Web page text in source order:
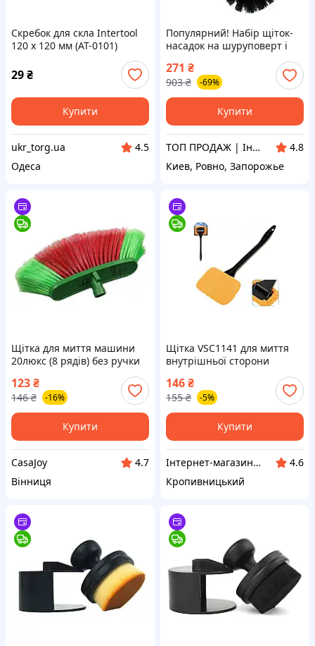
Скребок для скла Intertool
120 x 120 мм (AT-0101)
29₴
Купити
ukr_torg.ua
4.5
Одеса
Популярний! Набір щіток-
насадок на шуруповерт і
автомобіля, 3 шт., жовтий -
Краща якість тільки на
271 ₴
903 ₴ -69%
Купити
ТОП ПРОДАЖ | Інтернет-супермаркет «NUKLEON»
4.8
Киев, Ровно, Запорожье
Щітка для миття машини
20люкс (8 рядів) без ручки
123₴
146 ₴ -16%
Купити
CasaJoy
4.7
Вінниця
Щітка VSC1141 для миття
внутрішньої сторони
мікрофіброю (вир-во Vitol
Україна) ВСС
146₴
155 ₴ -5%
Купити
Інтернет-магазин "Запчастинки"
4.6
Кропивницький